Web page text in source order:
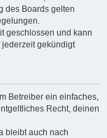
des Boards gelten
geschlossen und kann
gekündigt
Betreiber ein einfaches,
Recht, deinen
bleibt auch nach